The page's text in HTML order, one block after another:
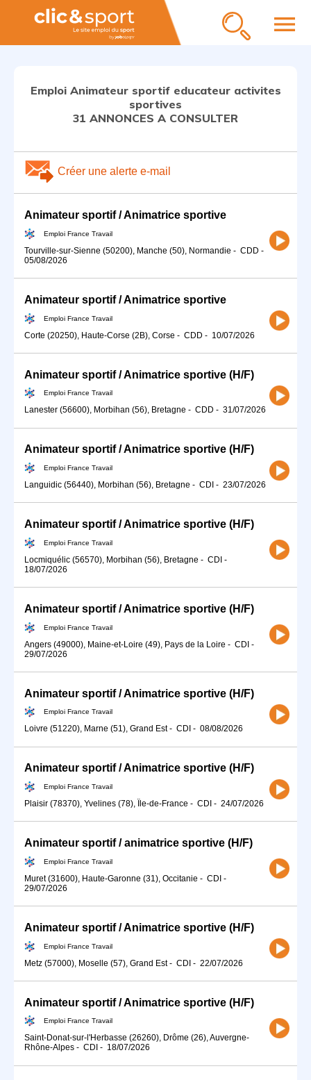
menu
Emploi Animateur sportif educateur activites
sportives
31 ANNONCES A CONSULTER
Créer une alerte e-mail
Animateur sportif / Animatrice sportive
Emploi France Travail
Tourville-sur-Sienne (50200), Manche (50), Normandie - CDD -
05/08/2026
Animateur sportif / Animatrice sportive
Emploi France Travail
Corte (20250), Haute-Corse (2B), Corse - CDD - 10/07/2026
Animateur sportif / Animatrice sportive (H/F)
Emploi France Travail
Lanester (56600), Morbihan (56), Bretagne - CDD - 31/07/2026
Animateur sportif / Animatrice sportive (H/F)
Emploi France Travail
Languidic (56440), Morbihan (56), Bretagne - CDI - 23/07/2026
Animateur sportif / Animatrice sportive (H/F)
Emploi France Travail
Locmiquélic (56570), Morbihan (56), Bretagne - CDI -
18/07/2026
Animateur sportif / Animatrice sportive (H/F)
Emploi France Travail
Angers (49000), Maine-et-Loire (49), Pays de la Loire - CDI -
29/07/2026
Animateur sportif / Animatrice sportive (H/F)
Emploi France Travail
Loivre (51220), Marne (51), Grand Est- CDI - 08/08/2026
Animateur sportif / Animatrice sportive (H/F)
Emploi France Travail
Plaisir (78370), Yvelines (78), Île-de-France - CDI - 24/07/2026
Animateur sportif / animatrice sportive (H/F)
Emploi France Travail
Muret (31600), Haute-Garonne (31), Occitanie - CDI -
29/07/2026
Animateur sportif / Animatrice sportive (H/F)
Emploi France Travail
Metz (57000), Moselle (57), Grand Est- CDI - 22/07/2026
Animateur sportif / Animatrice sportive (H/F)
Emploi France Travail
Saint-Donat-sur-l'Herbasse (26260), Drôme (26), Auvergne-
Rhône-Alpes - CDI - 18/07/2026